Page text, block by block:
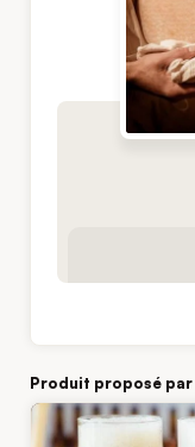
Produit proposé par